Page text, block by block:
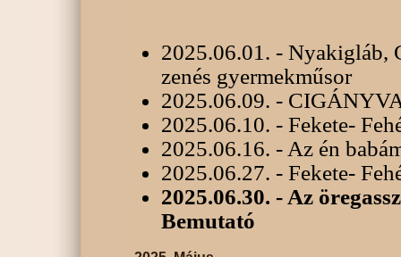
2025.06.01. - Nyakigláb,
zenés gyermekműsor
2025.06.09. -
2025.06.10. - Fekete-
2025.06.16. - Az én
2025.06.27. - Fekete-
2025.06.30. - Az
Bemutató